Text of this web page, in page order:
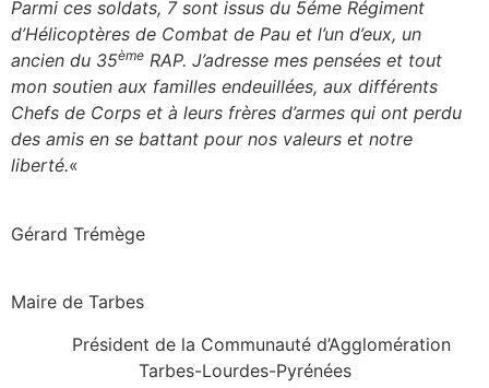
Parmi ces soldats, 7 sont issus du 5éme Régiment
d’Hélicoptères de Combat de Pau et l’un d’eux, un
ancien du 35ème RAP. J’adresse mes pensées et tout
mon soutien aux familles endeuillées, aux différents
Chefs de Corps et à leurs frères d’armes qui ont perdu
des amis en se battant pour nos valeurs et notre
liberté.«
Gérard Trémège
Maire de Tarbes
Président de la Communauté d’Agglomération
Tarbes-Lourdes-Pyrénées